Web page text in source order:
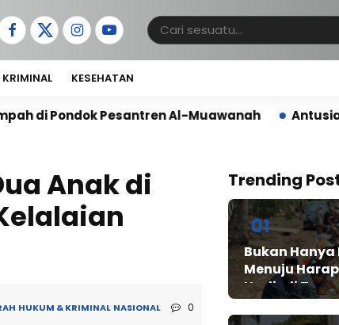
KESEHATAN
Al-Muawanah Antusias Warga Desa
Anak di
HUKUM & KRIMINAL NASIONAL 0
Trending
01
Bukan
Menuju
Hadir di
Cibadak